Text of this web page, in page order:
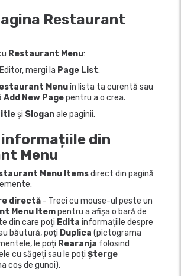
Restaurant
Restaurant Menu:
mergi la Page List.
Menuîn lista ta curentă sau
Add New Pagepentru a o crea.
și Sloganale paginii.
din
Menu
Menu Itemsdirect din pagină
directă - Treci cu mouse-ul peste un
Menu Itempentru a afișa o bară de
din care poți Edita informațiile despre
băutură, poți Duplica (pictograma
le poți Rearanja folosind
cu săgeți sau le poți Șterge
coș de gunoi).